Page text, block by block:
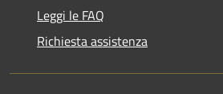
Leggi le FAQ
Richiesta assistenza